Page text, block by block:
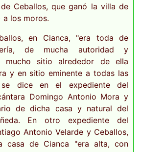
Ceballos, que ganó la villa de
a los moros.
en Cianca, "era toda de
de mucha autoridad y
mucho sitio alrededor de ella
y en sitio eminente a todas las
dice en el expediente del
Domingo Antonio Mora y
de dicha casa y natural del
En otro expediente del
Antonio Velarde y Ceballos,
casa de Cianca "era alta, con